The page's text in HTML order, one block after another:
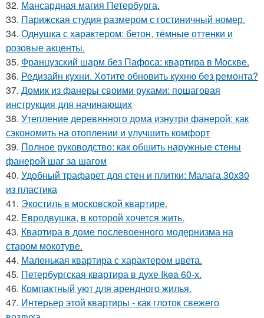
32. Мансардная магия Петербурга.
33. Парижская студия размером с гостиничный номер.
34. Однушка с характером: бетон, тёмные оттенки и
розовые акценты.
35. Французский шарм без Пафоса: квартира в Москве.
36. Редизайн кухни. Хотите обновить кухню без ремонта?
37. Домик из фанеры своими руками: пошаговая
инструкция для начинающих
38. Утепление деревянного дома изнутри фанерой: как
сэкономить на отоплении и улучшить комфорт
39. Полное руководство: как обшить наружные стены
фанерой шаг за шагом
40. Удобный трафарет для стен и плитки: Малага 30х30
из пластика
41. Экостиль в московской квартире.
42. Евродвушка, в которой хочется жить.
43. Квартира в доме послевоенного модернизма на
старом мокотуве.
44. Маленькая квартира с характером цвета.
45. Петербургская квартира в духе Ikea 60-х.
46. Компактный уют для арендного жилья.
47. Интерьер этой квартиры - как глоток свежего